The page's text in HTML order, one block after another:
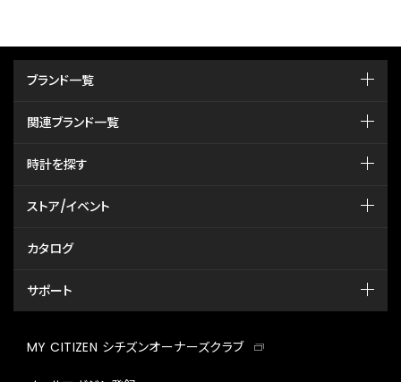
ブランド一覧
関連ブランド一覧
時計を探す
ストア/イベント
カタログ
サポート
MY CITIZEN シチズンオーナーズクラブ